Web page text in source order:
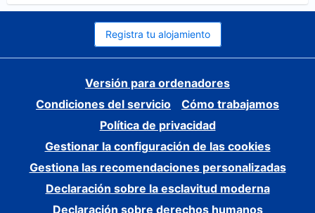
Registra tu alojamiento
Versión para ordenadores
Condiciones del servicio
Cómo trabajamos
Política de privacidad
Gestionar la configuración de las cookies
Gestiona las recomendaciones personalizadas
Declaración sobre la esclavitud moderna
Declaración sobre derechos humanos